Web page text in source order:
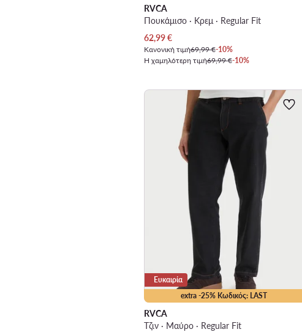
RVCA
Πουκάμισο · Κρεμ · Regular Fit
Τρέχουσα τιμή
62,99€
Κανονική τιμή69,99 €-10%
Η χαμηλότερη τιμή69,99 €-10%
extra -25% Κωδικός: LAST
Ευκαιρία
RVCA
Τζιν · Μαύρο · Regular Fit